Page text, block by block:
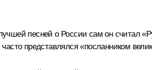
песней о России сам он считал
представлялся «посланником